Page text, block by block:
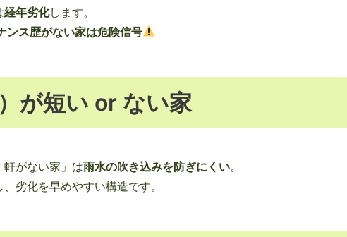
経年劣化します。
ンス歴がない家は危険信号
が短い or ない家
がない家」は雨水の吹き込みを防ぎにくい。
劣化を早めやすい構造です。